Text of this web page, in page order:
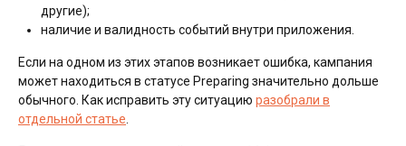
другие);
наличие и валидность событий внутри приложения.
Если на одном из этих этапов возникает ошибка, кампания
может находиться в статусе Preparing значительно дольше
обычного. Как исправить эту ситуацию разобрали в
отдельной статье